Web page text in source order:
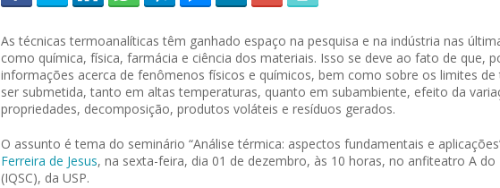
As técnicas termoanalíticas têm ganhado espaço na pesquisa e na indústria nas
como química, física, farmácia e ciência dos materiais. Isso se deve ao fato de que,
informações acerca de fenômenos físicos e químicos, bem como sobre os limites
ser submetida, tanto em altas temperaturas, quanto em subambiente, efeito da
propriedades, decomposição, produtos voláteis e resíduos gerados.
O assunto é tema do seminário “Análise térmica: aspectos fundamentais e
Ferreira de Jesus, na sexta-feira, dia 01 de dezembro, às 10 horas, no anfiteatro A
(IQSC), da USP.